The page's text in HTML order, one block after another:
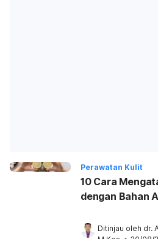
Perawatan Kulit
10 Cara
dengan Bahan
Ditinjau oleh dr.